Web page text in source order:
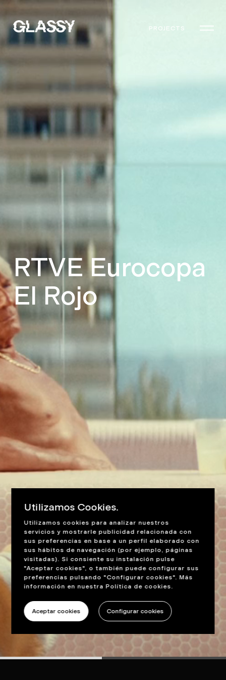
PROJECTS
RTVE Eurocopa
El Rojo
Utilizamos Cookies.
Utilizamos cookies para analizar nuestros
servicios y mostrarle publicidad relacionada con
sus preferencias en base a un perfil elaborado con
sus hábitos de navegación (por ejemplo, páginas
visitadas). Si consiente su instalación pulse
"Aceptar cookies", o también puede configurar sus
preferencias pulsando "Configurar cookies". Más
información en nuestraPolítica de cookies.
Aceptar cookies Configurar cookies